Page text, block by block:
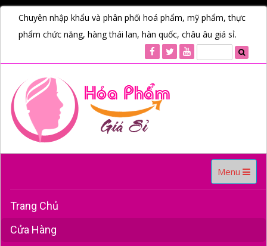
Chuyên nhập khẩu và phân phối hoá phẩm, mỹ phẩm, thực
phẩm chức năng, hàng thái lan, hàn quốc, châu âu giá sỉ.
Toggle
navigation
Menu
Trang Chủ
Cửa Hàng